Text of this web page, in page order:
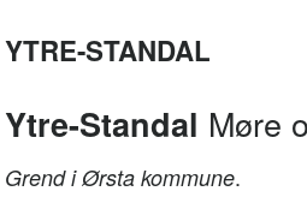
YTRE-STANDAL
Ytre-Standal Møre
Grend i Ørsta kommune.